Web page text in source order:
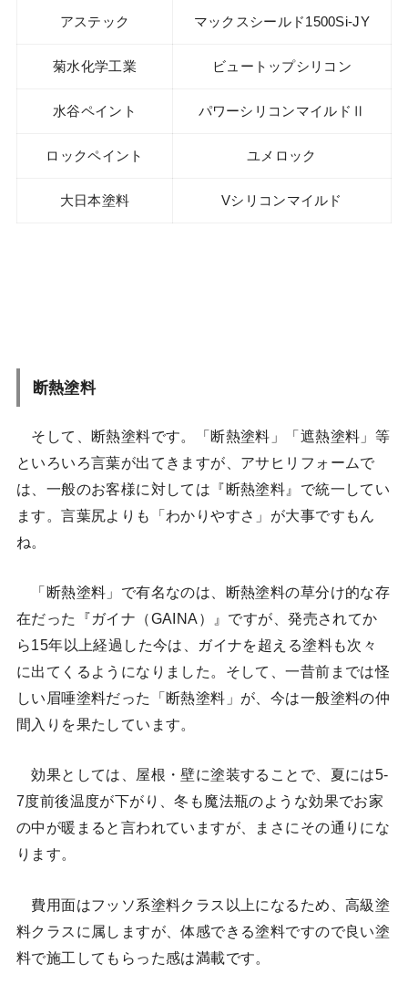
アステック マックスシールド1500Si-JY
菊水化学工業 ビュートップシリコン
水谷ペイント パワーシリコンマイルドⅡ
ロックペイント ユメロック
大日本塗料 Vシリコンマイルド
断熱塗料
そして、断熱塗料です。「断熱塗料」「遮熱塗料」等
といろいろ言葉が出てきますが、アサヒリフォームで
は、一般のお客様に対しては『断熱塗料』で統一してい
ます。言葉尻よりも「わかりやすさ」が大事ですもん
ね。
「断熱塗料」で有名なのは、断熱塗料の草分け的な存
在だった『ガイナ（GAINA）』ですが、発売されてか
ら15年以上経過した今は、ガイナを超える塗料も次々
に出てくるようになりました。そして、一昔前までは怪
しい眉唾塗料だった「断熱塗料」が、今は一般塗料の仲
間入りを果たしています。
効果としては、屋根・壁に塗装することで、夏には5-
7度前後温度が下がり、冬も魔法瓶のような効果でお家
の中が暖まると言われていますが、まさにその通りにな
ります。
費用面はフッソ系塗料クラス以上になるため、高級塗
料クラスに属しますが、体感できる塗料ですので良い塗
料で施工してもらった感は満載です。